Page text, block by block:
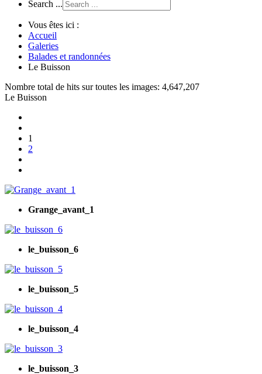
Search ...
Vous êtes ici :
Accueil
Galeries
Balades et randonnées
Le Buisson
Nombre total de hits sur toutes les images: 4,647,207
Le Buisson
1
2
Grange_avant_1
le_buisson_6
le_buisson_5
le_buisson_4
le_buisson_3